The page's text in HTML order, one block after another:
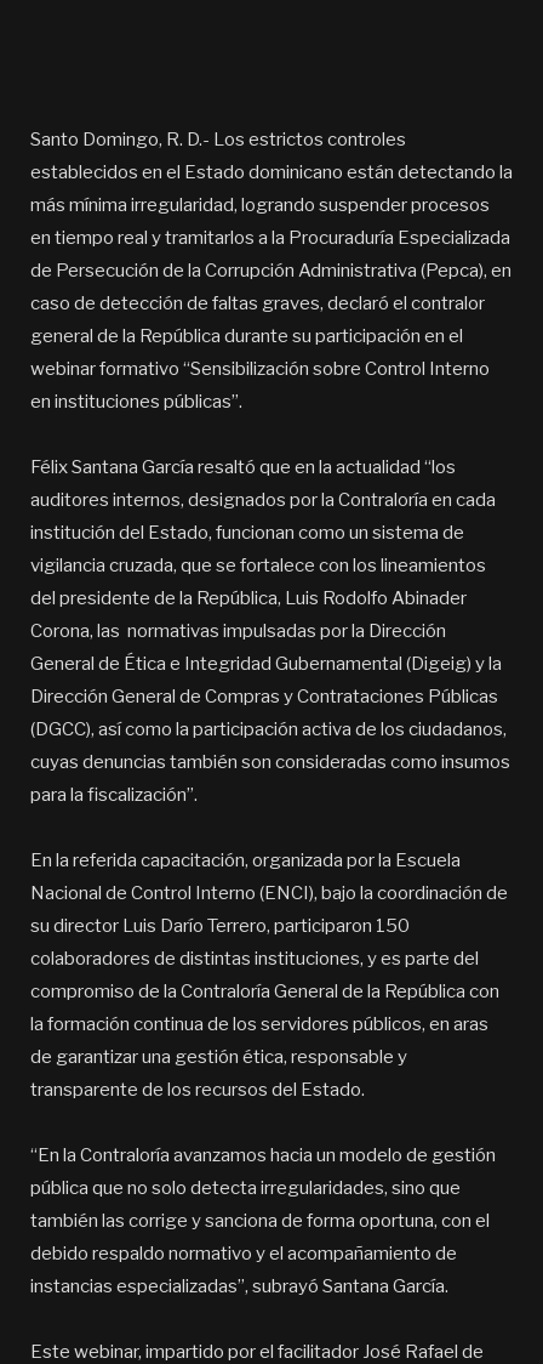
Santo Domingo, R. D.- Los estrictos controles
establecidos en el Estado dominicano están detectando la
más mínima irregularidad, logrando suspender procesos
en tiempo real y tramitarlos a la Procuraduría Especializada
de Persecución de la Corrupción Administrativa (Pepca), en
caso de detección de faltas graves, declaró el contralor
general de la República durante su participación en el
webinar formativo “Sensibilización sobre Control Interno
en instituciones públicas”.
Félix Santana García resaltó que en la actualidad “los
auditores internos, designados por la Contraloría en cada
institución del Estado, funcionan como un sistema de
vigilancia cruzada, que se fortalece con los lineamientos
del presidente de la República, Luis Rodolfo Abinader
Corona, las normativas impulsadas por la Dirección
General de Ética e Integridad Gubernamental (Digeig) y la
Dirección General de Compras y Contrataciones Públicas
(DGCC), así como la participación activa de los ciudadanos,
cuyas denuncias también son consideradas como insumos
para la fiscalización”.
En la referida capacitación, organizada por la Escuela
Nacional de Control Interno (ENCI), bajo la coordinación de
su director Luis Darío Terrero, participaron 150
colaboradores de distintas instituciones, y es parte del
compromiso de la Contraloría General de la República con
la formación continua de los servidores públicos, en aras
de garantizar una gestión ética, responsable y
transparente de los recursos del Estado.
“En la Contraloría avanzamos hacia un modelo de gestión
pública que no solo detecta irregularidades, sino que
también las corrige y sanciona de forma oportuna, con el
debido respaldo normativo y el acompañamiento de
instancias especializadas”, subrayó Santana García.
Este webinar, impartido por el facilitador José Rafael de